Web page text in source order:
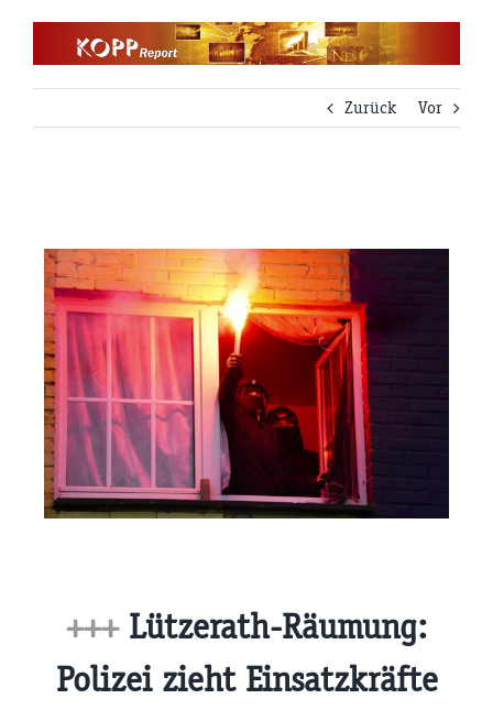
Zurück
Vor
+++Lützerath-Räumung:
Polizei zieht Einsatzkräfte